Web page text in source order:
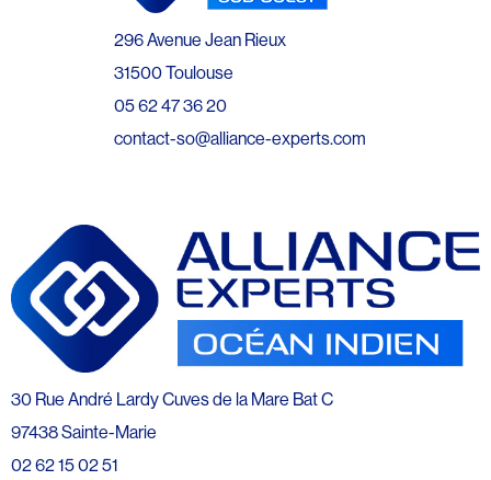
296 Avenue Jean Rieux
31500 Toulouse
05 62 47 36 20
contact-so@alliance-experts.com
30 Rue André Lardy Cuves de la Mare Bat C
97438 Sainte-Marie
02 62 15 02 51